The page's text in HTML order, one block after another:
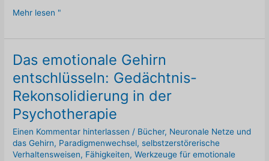
Neues
zur
Aufnahme
von
Informationen
Mehr lesen "
Das emotionale Gehirn
entschlüsseln: Gedächtnis-
Rekonsolidierung in der
Psychotherapie
Einen Kommentar hinterlassen / Bücher, Neuronale Netze und
das Gehirn, Paradigmenwechsel, selbstzerstörerische
Verhaltensweisen, Fähigkeiten,Werkzeuge für emotionale